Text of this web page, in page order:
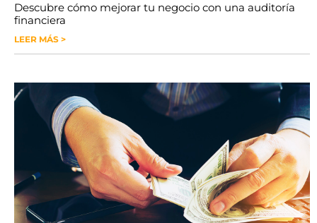
Descubre cómo mejorar tu negocio con una auditoría
financiera
LEER MÁS >